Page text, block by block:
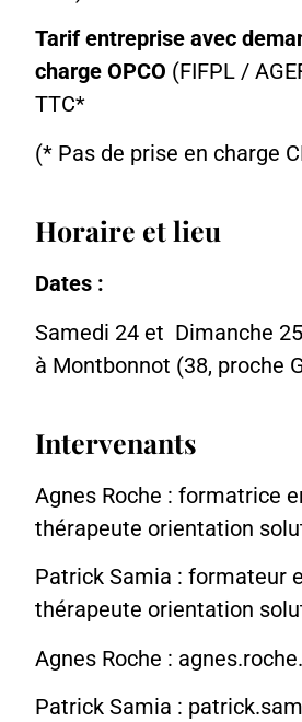
Tarif entreprise avec
charge OPCO (FIFPL /
TTC*
(* Pas de prise en charge
Horaire et lieu
Dates :
Samedi 24 et Dimanche
à Montbonnot (38, proche
Intervenants
Agnes Roche : formatrice
thérapeute orientation
Patrick Samia : formateur
thérapeute orientation
Agnes Roche :
Patrick Samia :